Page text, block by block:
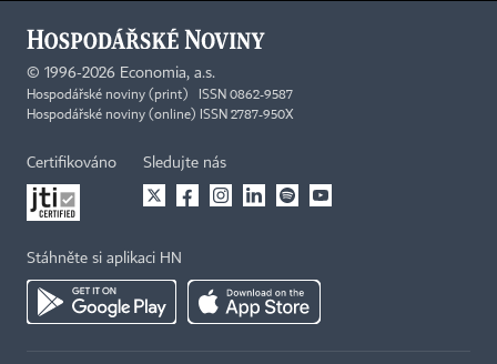
© 1996-2026 Economia, a.s.
Hospodářské noviny (print) ISSN 0862-9587
Hospodářské noviny (online) ISSN 2787-950X
Certifikováno Sledujte nás
Stáhněte si aplikaci HN